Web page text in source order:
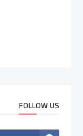
FOLLOW US